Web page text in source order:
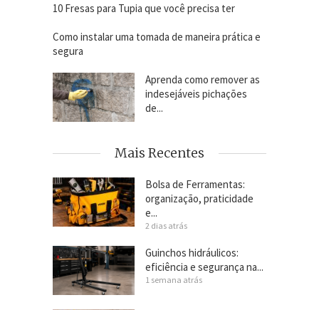
10 Fresas para Tupia que você precisa ter
Como instalar uma tomada de maneira prática e
segura
Aprenda como remover as
indesejáveis pichações
de...
Mais Recentes
Bolsa de Ferramentas:
organização, praticidade
e...
2 dias atrás
Guinchos hidráulicos:
eficiência e segurança na...
1 semana atrás